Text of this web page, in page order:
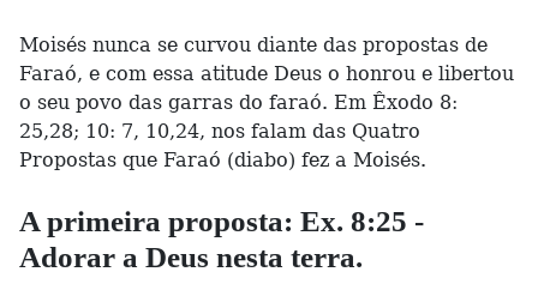
Moisés nunca se curvou diante das propostas de
Faraó, e com essa atitude Deus o honrou e libertou
o seu povo das garras do faraó. Em Êxodo 8:
25,28; 10: 7, 10,24, nos falam das Quatro
Propostas que Faraó (diabo) fez a Moisés.
A primeira proposta: Ex. 8:25 -
Adorar a Deus nesta terra.